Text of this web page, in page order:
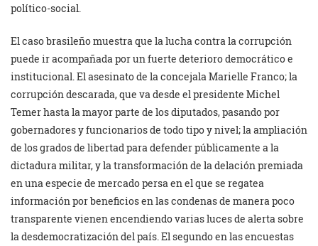
político-social.
El caso brasileño muestra que la lucha contra la corrupción
puede ir acompañada por un fuerte deterioro democrático e
institucional. El asesinato de la concejala Marielle Franco; la
corrupción descarada, que va desde el presidente Michel
Temer hasta la mayor parte de los diputados, pasando por
gobernadores y funcionarios de todo tipo y nivel; la ampliación
de los grados de libertad para defender públicamente a la
dictadura militar, y la transformación de la delación premiada
en una especie de mercado persa en el que se regatea
información por beneficios en las condenas de manera poco
transparente vienen encendiendo varias luces de alerta sobre
la desdemocratización del país. El segundo en las encuestas